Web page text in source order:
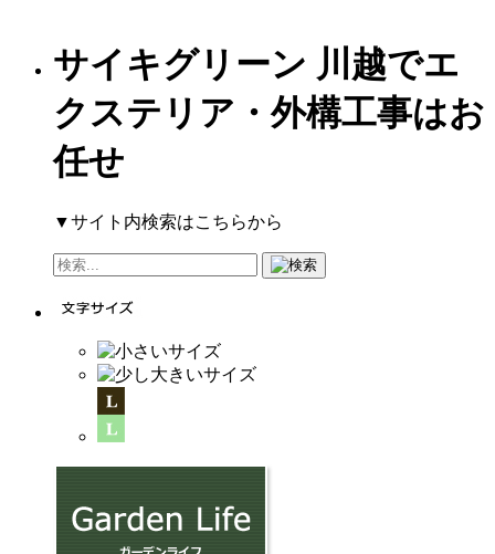
サイキグリーン 川越でエ
クステリア・外構工事はお
任せ
▼サイト内検索はこちらから